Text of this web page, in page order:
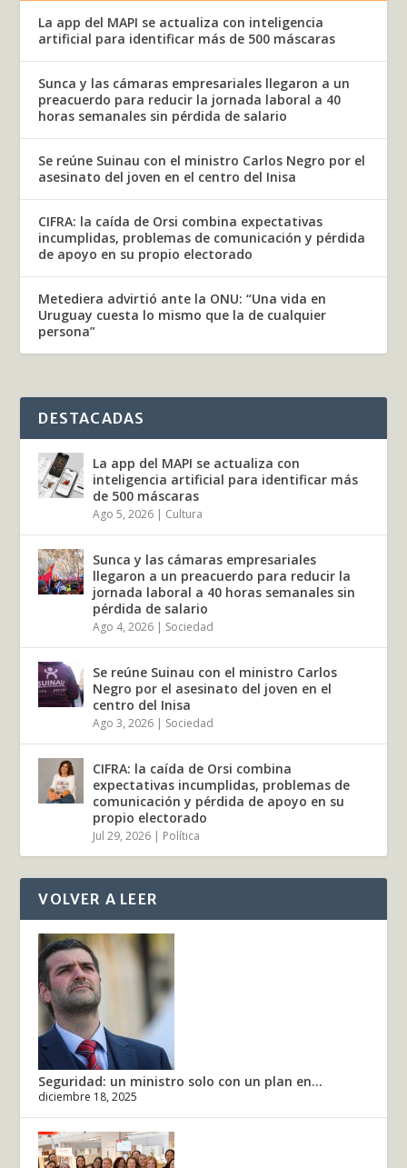
La app del MAPI se actualiza con inteligencia
artificial para identificar más de 500 máscaras
Sunca y las cámaras empresariales llegaron a un
preacuerdo para reducir la jornada laboral a 40
horas semanales sin pérdida de salario
Se reúne Suinau con el ministro Carlos Negro por el
asesinato del joven en el centro del Inisa
CIFRA: la caída de Orsi combina expectativas
incumplidas, problemas de comunicación y pérdida
de apoyo en su propio electorado
Metediera advirtió ante la ONU: “Una vida en
Uruguay cuesta lo mismo que la de cualquier
persona”
DESTACADAS
La app del MAPI se actualiza con
inteligencia artificial para identificar más
de 500 máscaras
Ago 5, 2026 | Cultura
Sunca y las cámaras empresariales
llegaron a un preacuerdo para reducir la
jornada laboral a 40 horas semanales sin
pérdida de salario
Ago 4, 2026 | Sociedad
Se reúne Suinau con el ministro Carlos
Negro por el asesinato del joven en el
centro del Inisa
Ago 3, 2026 | Sociedad
CIFRA: la caída de Orsi combina
expectativas incumplidas, problemas de
comunicación y pérdida de apoyo en su
propio electorado
Jul 29, 2026 | Política
VOLVER A LEER
Seguridad: un ministro solo con un plan en...
diciembre 18, 2025